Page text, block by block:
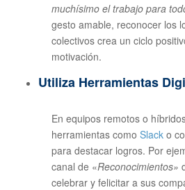
muchísimo el trabajo para
gesto amable, reconocer los
colectivos crea un ciclo
motivación.
Utiliza Herramientas
En equipos remotos o
herramientas como Slacko
para destacar logros. Por
canal de «Reconocimientos»
celebrar y felicitar a sus